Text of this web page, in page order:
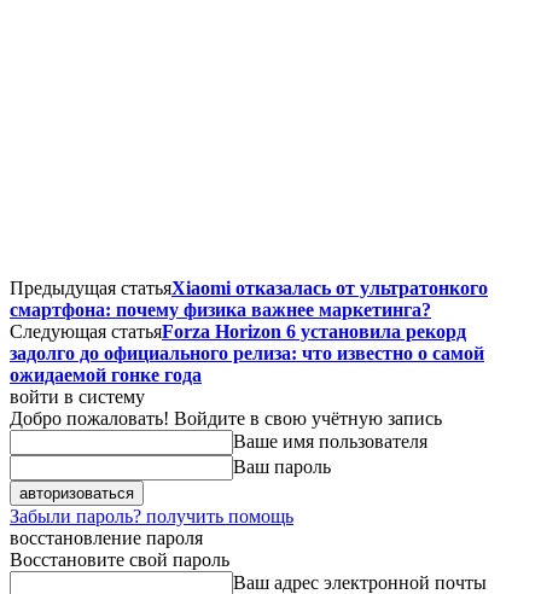
Предыдущая статьяXiaomi отказалась от ультратонкого
смартфона: почему физика важнее маркетинга?
Следующая статьяForza Horizon 6 установила рекорд
задолго до официального релиза: что известно о самой
ожидаемой гонке года
войти в систему
Добро пожаловать! Войдите в свою учётную запись
Ваше имя пользователя
Ваш пароль
Забыли пароль? получить помощь
восстановление пароля
Восстановите свой пароль
Ваш адрес электронной почты